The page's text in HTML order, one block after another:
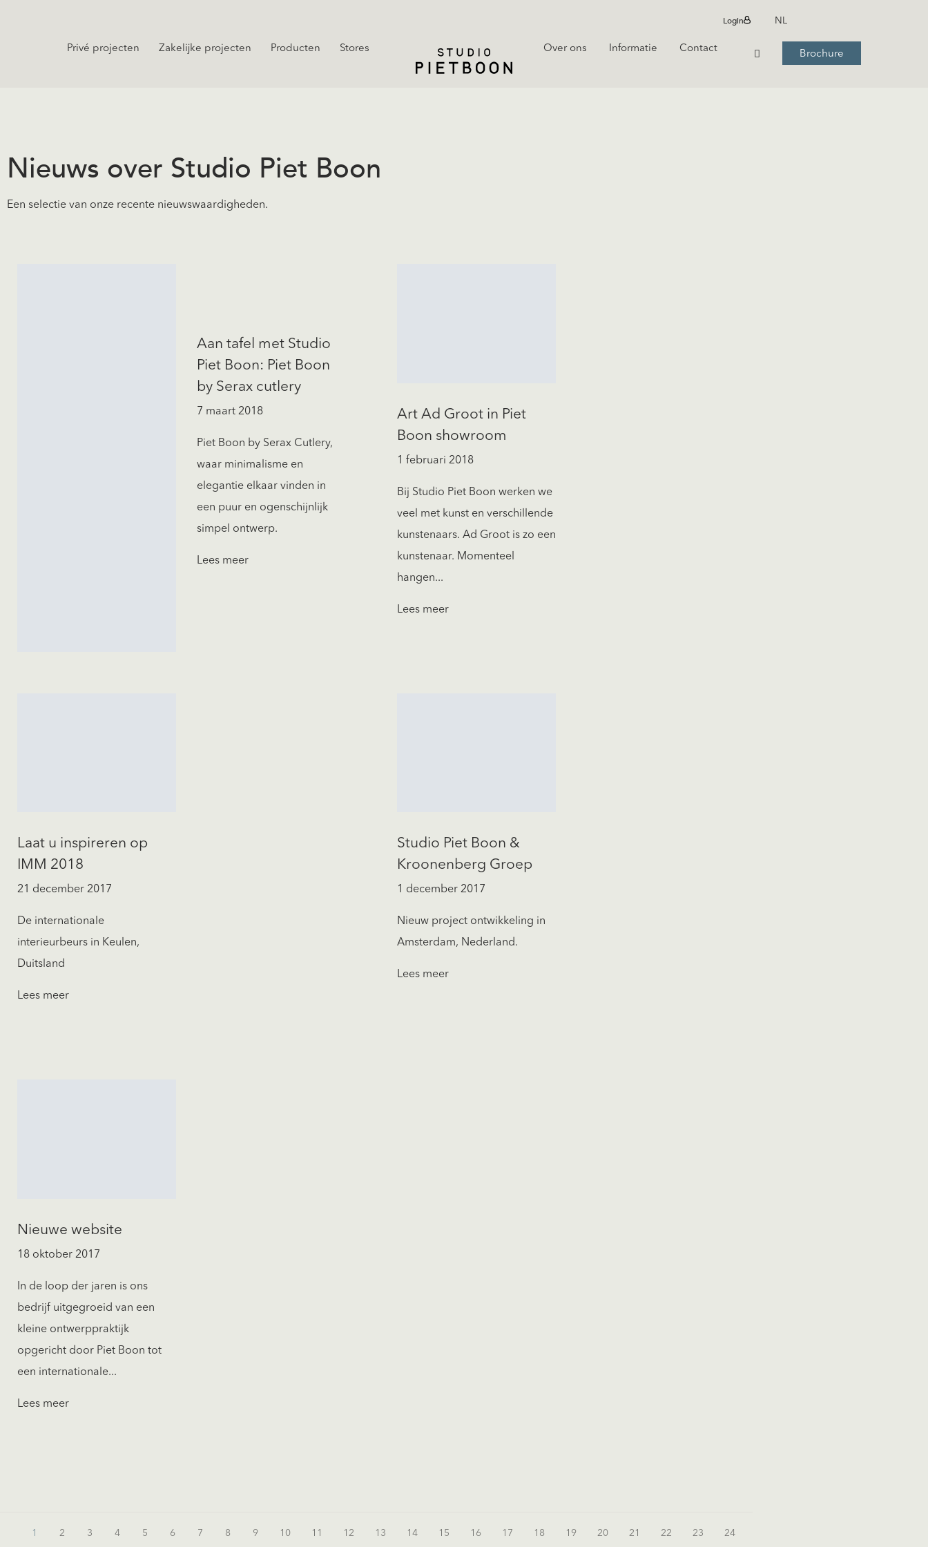
Login NL
Privé projecten Zakelijke projecten Producten Stores Over ons Informatie Contact
Brochure
Nieuws over Studio Piet Boon
Een selectie van onze recente nieuwswaardigheden.
Aan tafel met Studio
Piet Boon: Piet Boon
by Serax cutlery
7 maart 2018
Piet Boon by Serax Cutlery,
waar minimalisme en
elegantie elkaar vinden in
een puur en ogenschijnlijk
simpel ontwerp.
Lees meer
Art Ad Groot in Piet
Boon showroom
1 februari 2018
Bij Studio Piet Boon werken we
veel met kunst en verschillende
kunstenaars. Ad Groot is zo een
kunstenaar. Momenteel
hangen...
Lees meer
Laat u inspireren op
IMM 2018
21 december 2017
De internationale
interieurbeurs in Keulen,
Duitsland
Lees meer
Studio Piet Boon &
Kroonenberg Groep
1 december 2017
Nieuw project ontwikkeling in
Amsterdam, Nederland.
Lees meer
Nieuwe website
18 oktober 2017
In de loop der jaren is ons
bedrijf uitgegroeid van een
kleine ontwerppraktijk
opgericht door Piet Boon tot
een internationale...
Lees meer
1 2 3 4 5 6 7 8 9 10 11 12 13 14 15 16 17 18 19 20 21 22 23 24